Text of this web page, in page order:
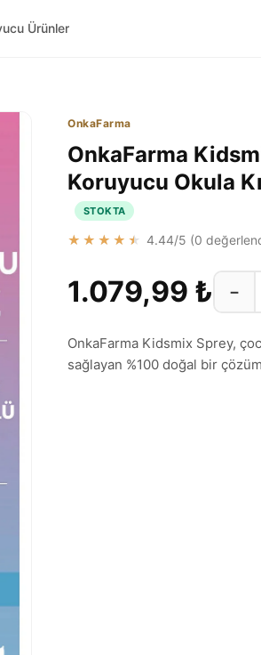
Ürünler
OnkaFarma
OnkaFarma
Koruyucu Okula
STOKTA
★★★★★ 4.44/5 (0
1.079,99 ₺ −
OnkaFarma Kidsmix Sprey,
sağlayan %100 doğal bir